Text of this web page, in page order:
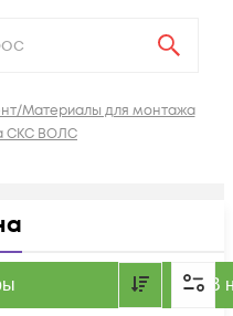
Материалы для монтажа
СКС ВОЛС
В